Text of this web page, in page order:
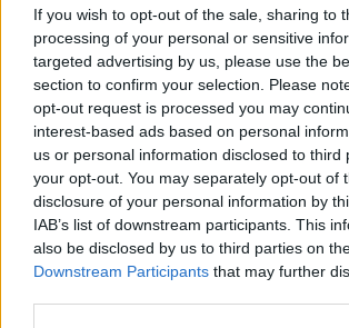
If you wish to opt-out of the sale, sharing to
processing of your personal or sensitive
targeted advertising by us, please use the
section to confirm your selection. Please
opt-out request is processed you may
interest-based ads based on personal
us or personal information disclosed to third
your opt-out. You may separately opt-out of
disclosure of your personal information by
IAB’s list of downstream participants. This
also be disclosed by us to third parties on
Downstream Participants that may further
para PC con Windows 11/10 que permite
todos los niveles de conocimiento crear
digitales que se pueden anclar a su
en múltiples dispositivos utilizando su
Esta aplicación ligera puede ayudar a los
gestionar notas adhesivas digitales de
y utiliza una interfaz sencilla de usar,
organización e integración directa con
Microsoft basados en la nube, como
Características PrincipalesMicrosoft Sticky